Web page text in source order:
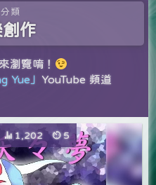
分類
作
瀏覽唷！
Yue」YouTube 頻道
1,202 5